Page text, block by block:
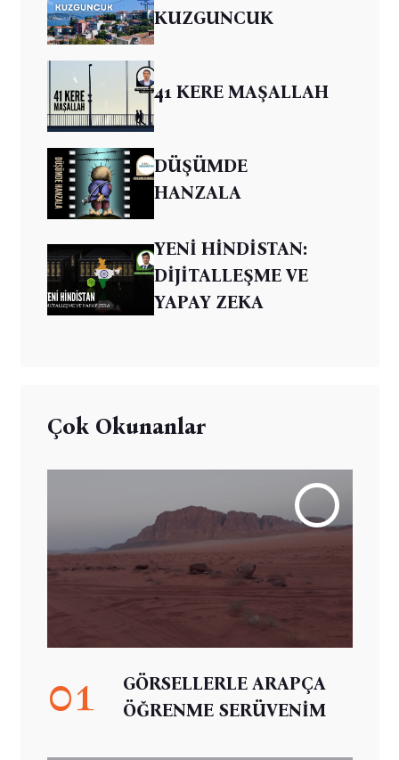
KUZGUNCUK
41 KERE MAŞALLAH
DÜŞÜMDE
HANZALA
YENİ HİNDİSTAN:
DİJİTALLEŞME VE
YAPAY ZEKA
Çok Okunanlar
01
GÖRSELLERLE ARAPÇA
ÖĞRENME SERÜVENİM